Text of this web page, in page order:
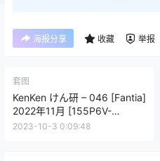
海报分享 收藏 举报
套图
KenKen けん研 – 046 [Fantia]
2022年11月 [155P6V-
666MB]
2023-10-3 0:09:48